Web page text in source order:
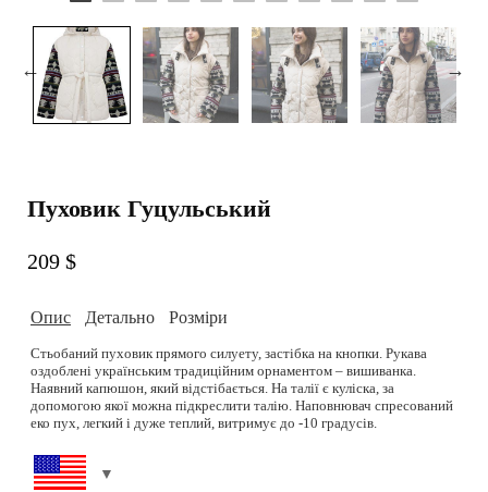
Пуховик Гуцульський
209 $
Опис Детально Розміри
Стьобаний пуховик прямого силуету, застібка на кнопки. Рукава
оздоблені українським традиційним орнаментом – вишиванка.
Наявний капюшон, який відстібається. На талії є куліска, за
допомогою якої можна підкреслити талію. Наповнювач спресований
еко пух, легкий і дуже теплий, витримує до -10 градусів.
Склад:
Модель: Зріст 172 см. Груди 86 см, талія 60 см, стегна 90 см. На
моделі розмір S-M.